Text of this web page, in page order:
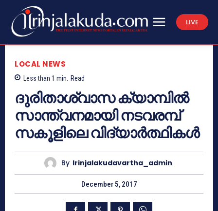
LIVE
LOCAL NEWS
Less than 1 min. Read
ദുരിതാശ്വാസ ക്യാമ്പില്‍
സാന്ത്വനമായി നടവരമ്പ്
സകൂളിലെ വിദ്യാര്‍ത്ഥികള്‍
By Irinjalakudavartha_admin
December 5, 2017